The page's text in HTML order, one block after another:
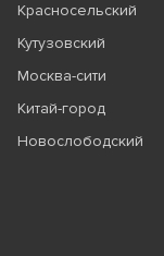
Красносельский
Кутузовский
Москва-сити
Китай-город
Новослободский